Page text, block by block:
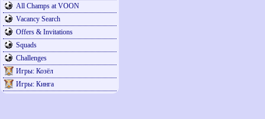
All Champs at VOON
Vacancy Search
Offers & Invitations
Squads
Challenges
Игры: Козёл
Игры: Кинга